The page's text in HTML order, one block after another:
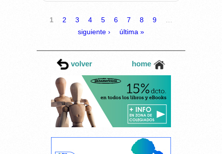
PÁGINAS
1 2 3 4 5 6 7 8 9
…
siguiente ›
última »
volver home